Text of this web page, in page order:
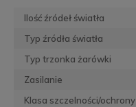
Ilość źródeł światła
Typ źródła światła
Typ trzonka żarówki
Zasilanie
Klasa szczelności/ochrony